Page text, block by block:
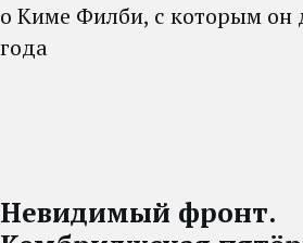
о Киме Филби, с которым он
года
Невидимый фронт.